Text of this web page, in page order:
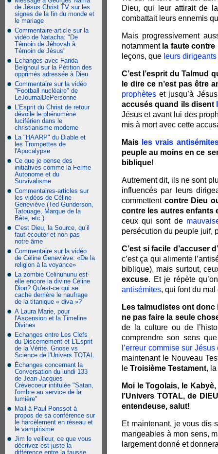
de Jésus Christ TV sur les
signes de la fin du monde et
le mariage
Commentaire-article sur la
vidéo de Natacha: "De
Témoin de Jéhovah à
Témoin de Jésus"
Echanges avec Farida
Belghoul sur la Pétition des
opprimés adressée à Dieu
Commentaire sur la vidéo
"Football nucléaire" de
LeJournalDePersonne
L’Esprit du Christ de retour
dévoile le phénomène
luciférien dans le
christianisme moderne
La "HAARP" du Diable et
les Trompettes de
l'Apocalypse
Ce que je pense des
initiatives comme la Ferme
Autonome et du
Survivalisme
Commentaires-articles sur
les vidéos de Céline
Geneviève (Ted Gunderson,
Tatouage, Marque de la
Bête, etc.)
C’est Dieu, la Source, qu’il
faut écouter et non pas
notre âme
Commentaire sur la vidéo
de Céline Geneviève: «De la
religion à la voyance»
La zombie Celinununu est-
elle encore la divine Céline
Dion? Qu'est-ce qui se
cache derrière le naufrage
de la titanique « diva »?
A Laura Marie, pour
l'Ascension et la Timeline
Divines
Echanges entre Les Clefs
du Discernement et L'Esprit
de la Vérité. Gnose vs
Science de l'Univers TOTAL
Échanges concernant la
Conversation du lundi 133
de Jean-Jacques
Crèvecoeur intitulée "Satan,
l'ombre au service de la
lumière"
Mail à Paul Ponssot à
propos de sa conférence sur
le harcèlement en réseau et
le vampirisme
Jim le veilleur, ce que vous
décrivez est juste la
différence entre la fausse
Dieu, qui leur attirait de
combattait leurs ennemis
Mais progressivement
notamment la faute
leçons, que leurs
C’est l’esprit du Talmud
le dire ce n’est pas être
prophètes et jusqu’à
accusés quand ils disent
Jésus et avant lui des
mis à mort avec cette
Mais les vrais
peuple au moins en ce
biblique!
Autrement dit, ils ne sont
influencés par leurs
commettent contre Dieu
contre les autres enfants
ceux qui sont de
persécution du peuple juif,
C’est si facile d’accuser
c’est ça qui alimente
biblique), mais surtout,
excuse. Et je répète
antisémites, qui font du
Les talmudistes ont
ne pas faire la seule
de la culture ou de
comprendre son sens
l’erreur commise sur
maintenant le Nouveau
le Troisième Testament,
Moi le Togolais, le
l’Univers TOTAL, de
entendeuse, salut!
Et maintenant, je vous dis
mangeables à mon sens,
largement donné et